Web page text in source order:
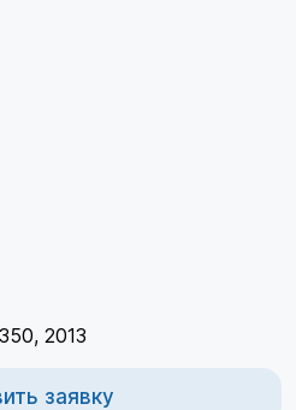
2013
заявку